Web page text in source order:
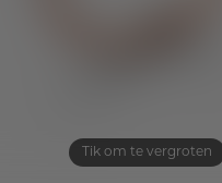
Tik om te vergroten